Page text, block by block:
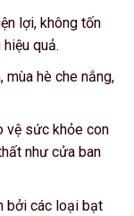
lợi, không tốn
quả.
hè che nắng,
vệ sức khỏe con
như cửa ban
bởi các loại bạt